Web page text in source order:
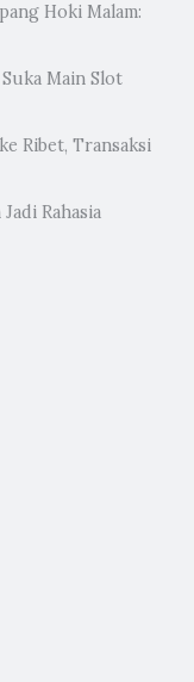
Hoki Malam:
Main Slot
Ribet, Transaksi
Rahasia